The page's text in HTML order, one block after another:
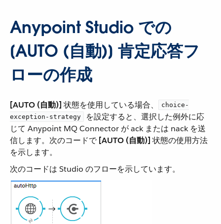
Anypoint Studio での
[AUTO (自動)] 肯定応答フ
ローの作成
[AUTO (自動)] ​ 状態を使用している場合、​
choice-
exception-strategy
​ を設定すると、選択した例外に応
じて Anypoint MQ Connector が ack または nack を送
信します。次のコードで ​[AUTO (自動)] ​ 状態の使用方法
を示します。
次のコードは Studio のフローを示しています。